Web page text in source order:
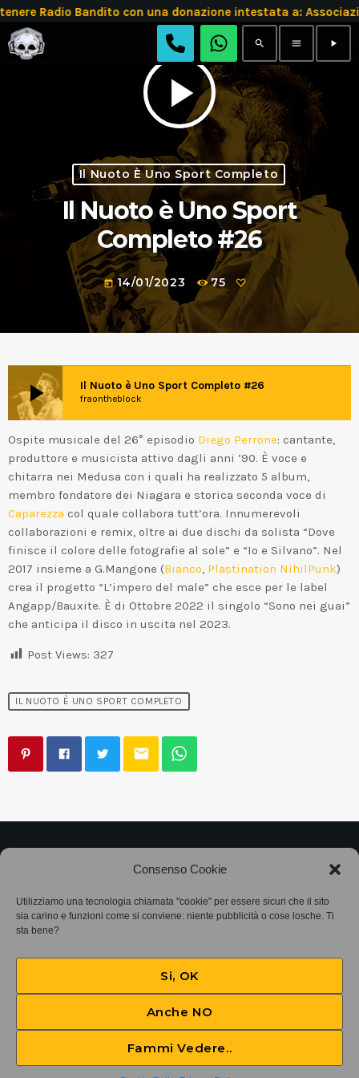
Consenso Cookie
Utilizziamo una tecnologia chiamata "cookie" per essere sicuri che il sito
sia carino e funzioni come si conviene: niente pubblicità o cose losche. Ti
sta bene?
Si, OK
Anche NO
Fammi Vedere..
Andante aus "Danzas populares andinas"
Radio Bandito con una donazione intestata a:
search menu play_arrow
play_arrow
Il Nuoto È Uno Sport Completo
Il Nuoto è Uno Sport
Completo #26
today 14/01/2023 75
play_arrow Il Nuoto è Uno Sport Completo #26
fraontheblock
Ospite musicale del 26° episodio Diego Perrone: cantante,
produttore e musicista attivo dagli anni ’90. È voce e
chitarra nei Medusa con i quali ha realizzato 5 album,
membro fondatore dei Niagara e storica seconda voce di
Caparezza col quale collabora tutt’ora. Innumerevoli
collaborazioni e remix, oltre ai due dischi da solista “Dove
finisce il colore delle fotografie al sole” e “Io e Silvano”. Nel
2017 insieme a G.Mangone (Bianco, Plastination NihilPunk)
crea il progetto “L’impero del male” che esce per le label
Angapp/Bauxite. È di Ottobre 2022 il singolo “Sono nei guai”
che anticipa il disco in uscita nel 2023.
Post Views: 327
IL NUOTO È UNO SPORT COMPLETO
email
Associazione Bandito • CF 97882400019 •
Privacy Policy•Cookie Policy (UE) • Protocollo
SIAE 7425